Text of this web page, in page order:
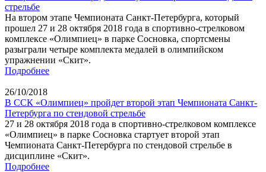
стрельбе
На втором этапе Чемпионата Санкт-Петербурга, который
прошел 27 и 28 октября 2018 года в спортивно-стрелковом
комплексе «Олимпиец» в парке Сосновка, спортсмены
разыграли четыре комплекта медалей в олимпийском
упражнении «Скит».
Подробнее
26/10/2018
В ССК «Олимпиец» пройдет второй этап Чемпионата Санкт-
Петербурга по стендовой стрельбе
27 и 28 октября 2018 года в спортивно-стрелковом комплексе
«Олимпиец» в парке Сосновка стартует второй этап
Чемпионата Санкт-Петербурга по стендовой стрельбе в
дисциплине «Скит».
Подробнее